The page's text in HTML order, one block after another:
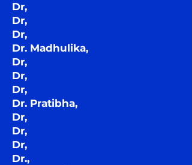
Dr,
Dr,
Dr,
Dr. Madhulika,
Dr,
Dr,
Dr,
Dr. Pratibha,
Dr,
Dr,
Dr,
Dr.,